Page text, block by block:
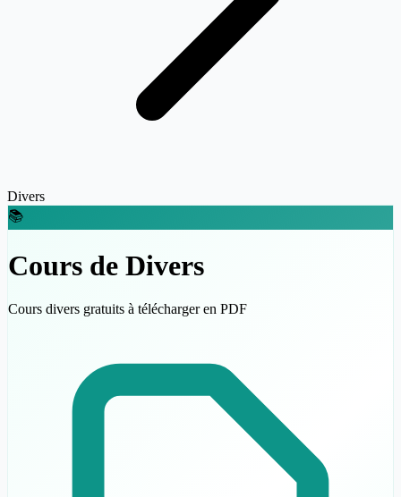
Divers
📚
Cours de Divers
Cours divers gratuits à télécharger en PDF